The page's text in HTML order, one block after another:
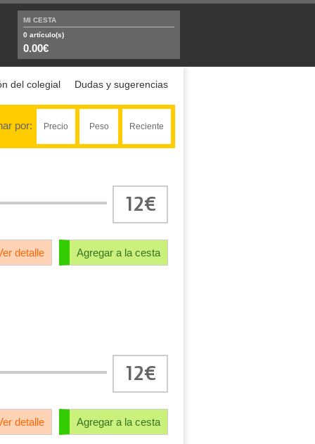
MI CESTA
0 artículo(s)
0.00€
del colegial Dudas y sugerencias
por: Precio Peso Reciente
12€
Agregar a la cesta
detalle
12€
Agregar a la cesta
detalle